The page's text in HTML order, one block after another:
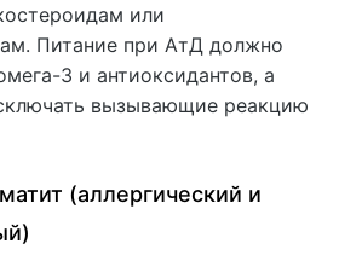
или
Питание при АтД должно
3 и антиоксидантов, а
вызывающие реакцию
(аллергический и